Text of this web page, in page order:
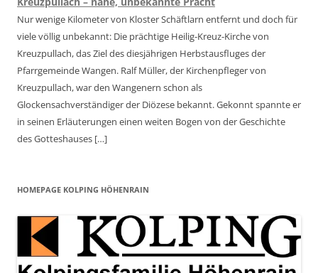
Nur wenige Kilometer von Kloster Schäftlarn entfernt und doch für
viele völlig unbekannt: Die prächtige Heilig-Kreuz-Kirche von
Kreuzpullach, das Ziel des diesjährigen Herbstausfluges der
Pfarrgemeinde Wangen. Ralf Müller, der Kirchenpfleger von
Kreuzpullach, war den Wangenern schon als
Glockensachverständiger der Diözese bekannt. Gekonnt spannte er
in seinen Erläuterungen einen weiten Bogen von der Geschichte
des Gotteshauses […]
HOMEPAGE KOLPING HÖHENRAIN